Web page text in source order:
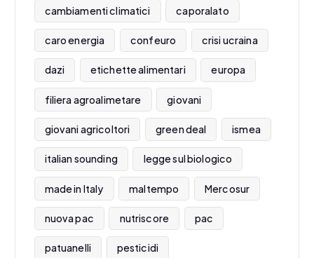
cambiamenti climatici caporalato
caro energia confeuro crisi ucraina
dazi etichette alimentari europa
filiera agroalimetare giovani
giovani agricoltori green deal ismea
italian sounding legge sul biologico
made in Italy maltempo Mercosur
nuova pac nutriscore pac
patuanelli pesticidi